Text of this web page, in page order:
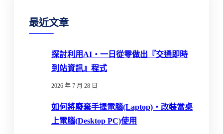
最近文章
探討利用AI‧一日從零做出『交通即時
到站資訊』程式
2026 年 7 月 28 日
如何將廢棄手提電腦(Laptop)‧改裝當桌
上電腦(Desktop PC)使用